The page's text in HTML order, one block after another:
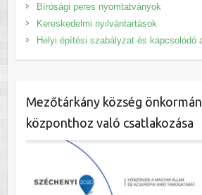
Bírósági peres nyomtatványok
Kereskedelmi nyilvántartások
Helyi építési szabályzat és kapcsolódó
Mezőtárkány község
központhoz való csatlakozása